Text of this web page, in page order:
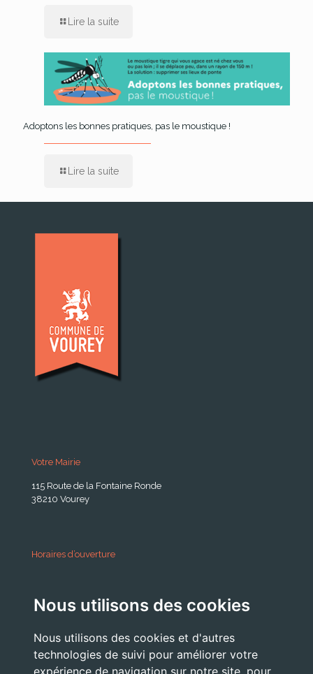
Nous utilisons des cookies
Nous utilisons des cookies et d'autres
technologies de suivi pour améliorer votre
expérience de navigation sur notre site, pour
Lire la suite
Adoptons les bonnes pratiques, pas le moustique !
Lire la suite
Votre Mairie
115 Route de la Fontaine Ronde
38210 Vourey
Horaires d’ouverture
Lundi . Mardi : 10h 12h /16h 18h30
Jeudi . Vendredi : 13h30 / 17h